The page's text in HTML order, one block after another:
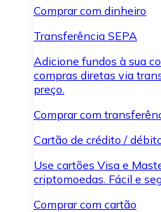
Comprar com dinheiro
Transferência SEPA
Adicione fundos à sua
compras diretas via
preço.
Comprar com
Cartão de crédito /
Use cartões Visa e
criptomoedas. Fácil e
Comprar com cartão